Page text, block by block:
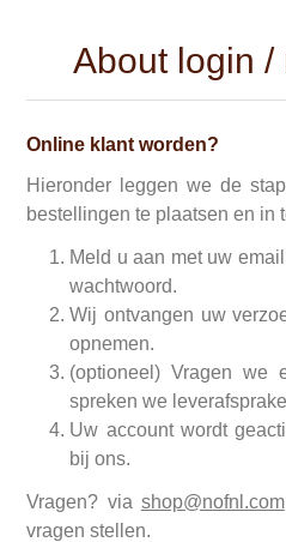
About login /
Online klant worden?
Hieronder leggen we de
bestellingen te plaatsen en in
Meld u aan met uw
wachtwoord.
Wij ontvangen uw
opnemen.
(optioneel) Vragen we
spreken we
Uw account wordt
bij ons.
Vragen? via shop@nofnl.com
vragen stellen.